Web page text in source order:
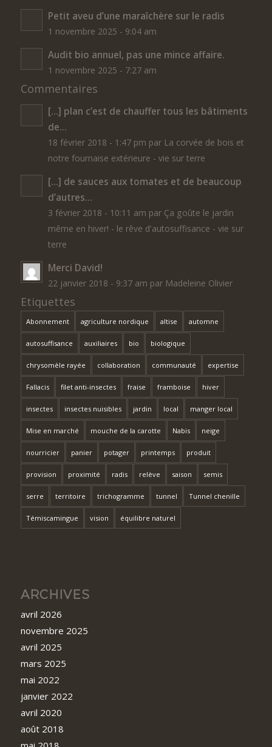
Petit aveu d’une maraîchère sur le radis
1 novembre 2025 - 9:04 am
Audit bio annuel, pas une mince affaire.
1 novembre 2025 - 7:27 am
Commentaires
[…] plan c’est de chauffer tous les bâtiments
de...
18 février 2018 - 1:47 pm par La corvée de bois et
notre fournaise extérieure - vie sur terre
[…] de sauces aux tomates et de beaucoup
d’autres...
3 février 2018 - 10:11 am par Ça goûte le jardin
même en hiver! - le rêve d'autosuffisance - vie sur
terre
Merci David!
22 janvier 2018 - 9:37 am par Madeleine Olivier
Etiquettes
Abonnement agriculture nordique altise automne
autosuffisance auxiliaires bio biologique
chrysomèle rayée collaboration communauté expertise
Fallacis filet anti-insectes fraise framboise hiver
insectes insectes nuisibles jardin local manger local
Mise en marché mouche de la carotte Nabis neige
nourricier panier potager printemps produit
provision proximité radis relève saison semis
serre territoire trichogramme tunnel Tunnel chenille
Témiscamingue vision équilibre naturel
ARCHIVES
avril 2026
novembre 2025
avril 2025
mars 2025
mai 2022
janvier 2022
avril 2020
août 2018